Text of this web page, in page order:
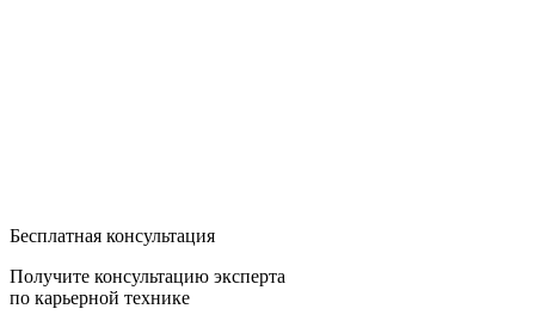
Бесплатная консультация
Получите консультацию эксперта
по карьерной технике